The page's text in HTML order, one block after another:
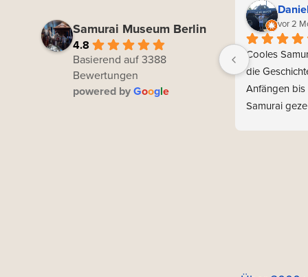
Samurai Museum Berlin
4.8
Basierend auf 3388
Bewertungen
powered byGoogle
vor 2
Cooles
die
Anfängen
Samurai